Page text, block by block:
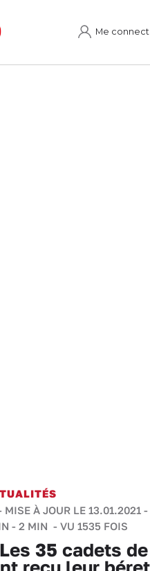
Me
À JOUR LE 13.01.2021 -
- 2 MIN - VU 1535 FOIS
35 cadets de